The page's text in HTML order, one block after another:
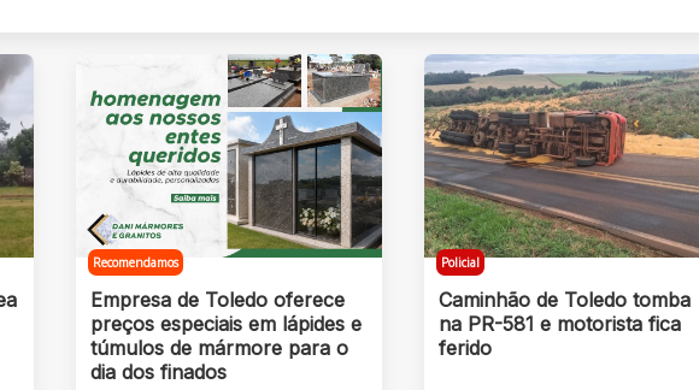
Recomendamos
Empresa de Toledo oferece
preços especiais em lápides e
túmulos de mármore para o
dia dos finados
Policial
Caminhão de Toledo tomba
na PR-581 e motorista fica
ferido